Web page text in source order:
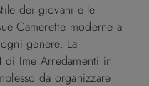
dei giovani e le
Camerette moderne a
genere. La
di Ime Arredamenti in
da organizzare